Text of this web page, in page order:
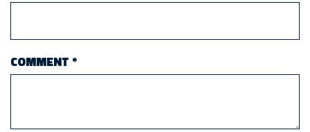
COMMENT *